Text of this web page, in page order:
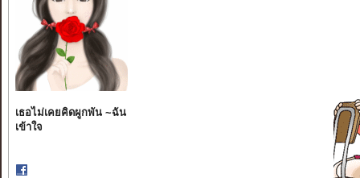
เธอไม่เคยคิดผูกพัน ~ฉัน
เข้าใจ